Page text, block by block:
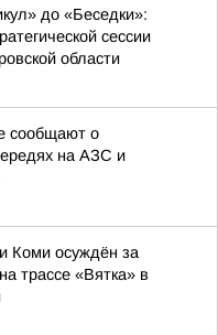
до «Беседки»:
сессии
области
сообщают о
на АЗС и
Коми осуждён за
трассе «Вятка» в